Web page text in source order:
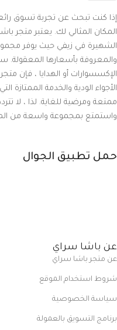
إذا كنت تبحث عن تجربة تسوق
المكان المثالي لك. يعتبر متجر
الشهيرة في زيفي حيث يوفر
والمعروفة بأسعارها المعقولة.
الإكسسوارات أو الهدايا ، فإن
الأجواء الودية والخدمة الممتازة
ممتعة ومرضية للغاية. لذا ، لا
واستمتع بمجموعة واسعة من
حمل تطبيق الجوال
عن باشا سراي
عن متجر باشا سراي
شروط استخدام الموقع
سياسة الخصوصية
برنامج التسويق بالعمولة